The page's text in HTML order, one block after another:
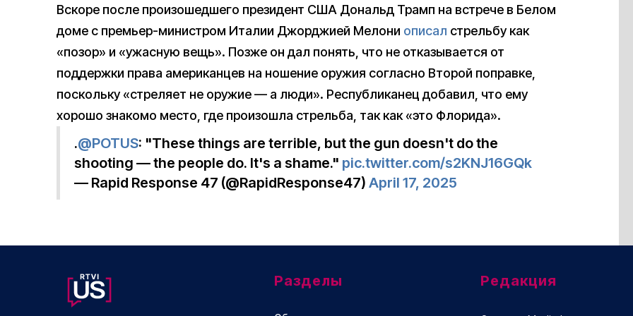
Вскоре после произошедшего президент США Дональд Трамп на встрече в Белом
доме с премьер-министром Италии Джорджией Мелони описал стрельбу как
«позор» и «ужасную вещь». Позже он дал понять, что не отказывается от
поддержки права американцев на ношение оружия согласно Второй поправке,
поскольку «стреляет не оружие — а люди». Республиканец добавил, что ему
хорошо знакомо место, где произошла стрельба, так как «это Флорида».
.@POTUS: "These things are terrible, but the gun doesn't do the
shooting — the people do. It's a shame." pic.twitter.com/s2KNJ16GQk
— Rapid Response 47 (@RapidResponse47) April 17, 2025
Разделы Редакция